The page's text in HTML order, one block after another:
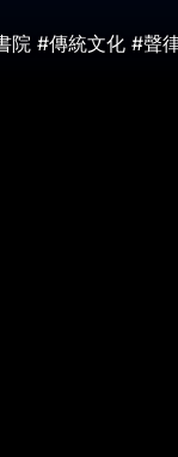
院 #傳統文化 #聲